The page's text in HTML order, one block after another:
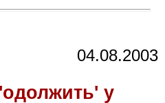
04.08.2003
у